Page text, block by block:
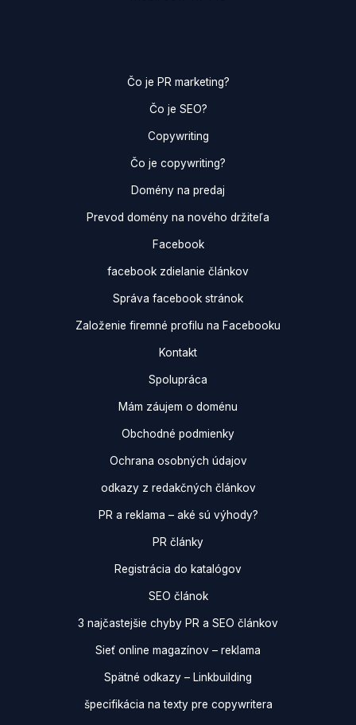
Čo je PR marketing?
Čo je SEO?
Copywriting
Čo je copywriting?
Domény na predaj
Prevod domény na nového držiteľa
Facebook
facebook zdielanie článkov
Správa facebook stránok
Založenie firemné profilu na Facebooku
Kontakt
Spolupráca
Mám záujem o doménu
Obchodné podmienky
Ochrana osobných údajov
odkazy z redakčných článkov
PR a reklama – aké sú výhody?
PR články
Registrácia do katalógov
SEO článok
3 najčastejšie chyby PR a SEO článkov
Sieť online magazínov – reklama
Spätné odkazy – Linkbuilding
špecifikácia na texty pre copywritera